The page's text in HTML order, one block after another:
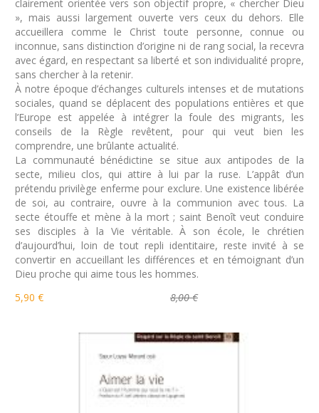
clairement orientée vers son objectif propre, « chercher Dieu
», mais aussi largement ouverte vers ceux du dehors. Elle
accueillera comme le Christ toute personne, connue ou
inconnue, sans distinction d’origine ni de rang social, la recevra
avec égard, en respectant sa liberté et son individualité propre,
sans chercher à la retenir.
À notre époque d’échanges culturels intenses et de mutations
sociales, quand se déplacent des populations entières et que
l’Europe est appelée à intégrer la foule des migrants, les
conseils de la Règle revêtent, pour qui veut bien les
comprendre, une brûlante actualité.
La communauté bénédictine se situe aux antipodes de la
secte, milieu clos, qui attire à lui par la ruse. L’appât d’un
prétendu privilège enferme pour exclure. Une existence libérée
de soi, au contraire, ouvre à la communion avec tous. La
secte étouffe et mène à la mort ; saint Benoît veut conduire
ses disciples à la Vie véritable. À son école, le chrétien
d’aujourd’hui, loin de tout repli identitaire, reste invité à se
convertir en accueillant les différences et en témoignant d’un
Dieu proche qui aime tous les hommes.
5,90 €
8,00 €